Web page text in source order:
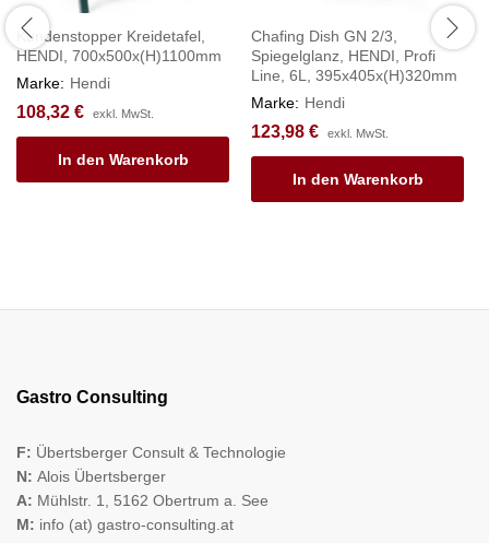
Kundenstopper Kreidetafel,
HENDI, 700x500x(H)1100mm
Marke: Hendi
108,32 € exkl. MwSt.
In den Warenkorb
Chafing Dish GN 2/3,
Spiegelglanz, HENDI, Profi
Line, 6L, 395x405x(H)320mm
Marke: Hendi
123,98 € exkl. MwSt.
In den Warenkorb
Gastro Consulting
F: Übertsberger Consult & Technologie
N: Alois Übertsberger
A: Mühlstr. 1, 5162 Obertrum a. See
M: info (at) gastro-consulting.at